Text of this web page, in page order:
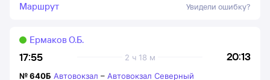
Маршрут Увидели ошибку?
17:55 20:13
2 ч 18 м
Ермаков О.Б.
№640Б Автовокзал – Автовокзал Северный